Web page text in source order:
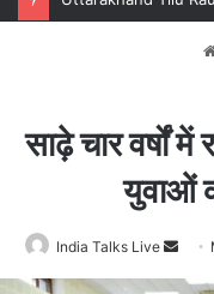
साढ़े चार वर्षों
युवाओं
India Talks Live
Send
an